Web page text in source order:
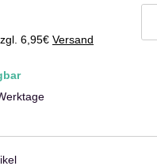
6,95€ Versand